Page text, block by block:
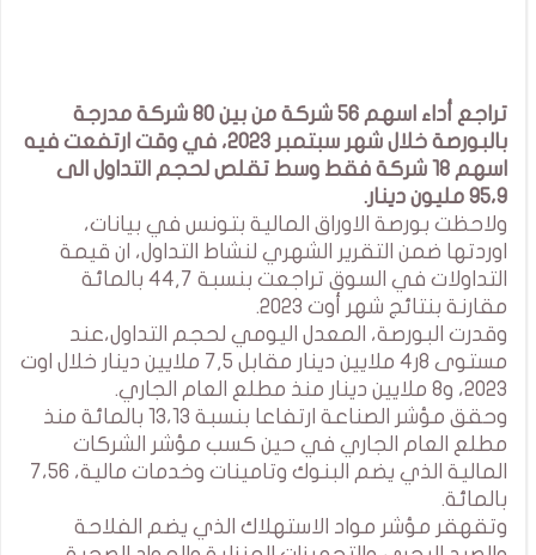
تراجع أداء اسهم 56 شركة من بين 80 شركة مدرجة
بالبورصة خلال شهر سبتمبر 2023، في وقت ارتفعت فيه
اسهم 18 شركة فقط وسط تقلص لحجم التداول الى
95،9 مليون دينار.
ولاحظت بورصة الاوراق المالية بتونس في بيانات،
اوردتها ضمن التقرير الشهري لنشاط التداول، ان قيمة
التداولات في السوق تراجعت بنسبة 44,7 بالمائة
مقارنة بنتائج شهر أوت 2023.
وقدرت البورصة، المعدل اليومي لحجم التداول،عند
مستوى 8ر4 ملايين دينار مقابل 7,5 ملايين دينار خلال اوت
2023، و8 ملايين دينار منذ مطلع العام الجاري.
وحقق مؤشر الصناعة ارتفاعا بنسبة 13،13 بالمائة منذ
مطلع العام الجاري في حين كسب مؤشر الشركات
المالية الذي يضم البنوك وتامينات وخدمات مالية، 7،56
بالمائة.
وتقهقر مؤشر مواد الاستهلاك الذي يضم الفلاحة